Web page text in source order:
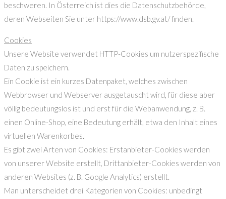
beschweren. In Österreich ist dies die Datenschutzbehörde,
deren Webseiten Sie unter https://www.dsb.gv.at/ finden.
Cookies
Unsere Website verwendet HTTP-Cookies um nutzerspezifische
Daten zu speichern.
Ein Cookie ist ein kurzes Datenpaket, welches zwischen
Webbrowser und Webserver ausgetauscht wird, für diese aber
völlig bedeutungslos ist und erst für die Webanwendung, z. B.
einen Online-Shop, eine Bedeutung erhält, etwa den Inhalt eines
virtuellen Warenkorbes.
Es gibt zwei Arten von Cookies: Erstanbieter-Cookies werden
von unserer Website erstellt, Drittanbieter-Cookies werden von
anderen Websites (z. B. Google Analytics) erstellt.
Man unterscheidet drei Kategorien von Cookies: unbedingt